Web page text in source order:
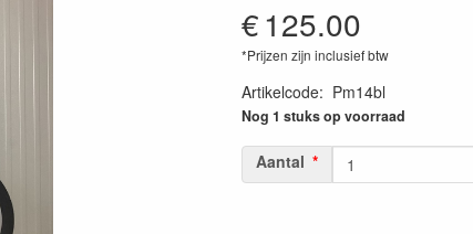
€125.00
*Prijzen zijn inclusief btw
Artikelcode: Pm14bl
Nog 1 stuks op voorraad
Aantal